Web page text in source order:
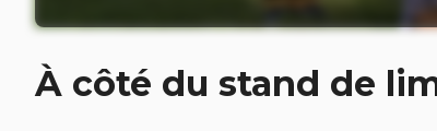
À côté du stand de